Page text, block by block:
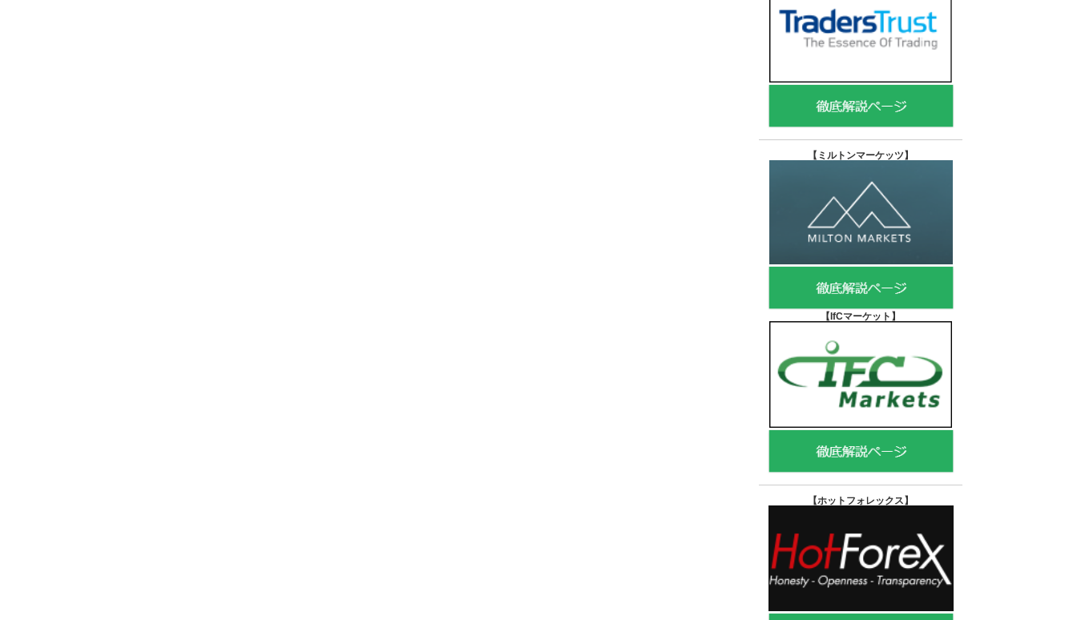
【 ミルトンマーケッツ】
【IfCマーケット 】
【ホットフォレックス 】